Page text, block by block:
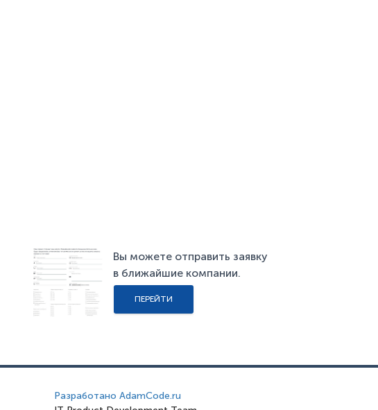
Вы можете отправить заявку
в ближайшие компании.
ПЕРЕЙТИ
Разработано AdamCode.ru